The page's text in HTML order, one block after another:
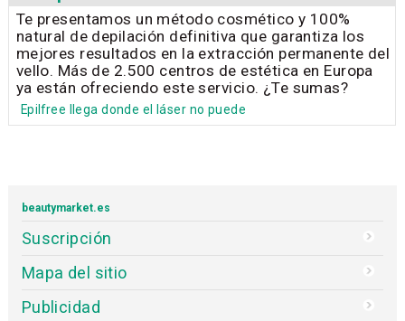
Te presentamos un método cosmético y 100%
natural de depilación definitiva que garantiza los
mejores resultados en la extracción permanente del
vello. Más de 2.500 centros de estética en Europa
ya están ofreciendo este servicio. ¿Te sumas?
Epilfree llega donde el láser no puede
beautymarket.es
Suscripción
Mapa del sitio
Publicidad